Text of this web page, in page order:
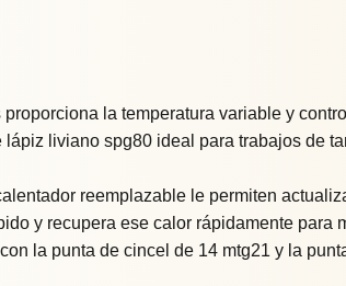
la temperatura variable y
liviano spg80 ideal para trabajos de
reemplazable le permiten
y recupera ese calor rápidamente para
la punta de cincel de 14 mtg21 y la